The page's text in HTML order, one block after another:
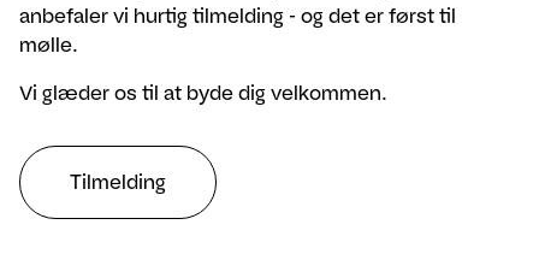
anbefaler vi hurtig tilmelding - og det er først til
mølle.
Vi glæder os til at byde dig velkommen.
Tilmelding